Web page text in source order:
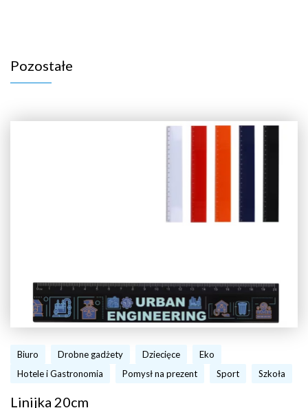
Pozostałe
Biuro Drobne gadżety Dziecięce
Eko
Hotele i Gastronomia
Pomysł na prezent Sport Szkoła
Linijka 20cm